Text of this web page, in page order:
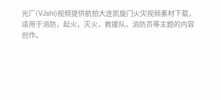
光厂(VJshi)视频提供航拍大连凯旋门火灾视频素材下载，
适用于消防，起火，灭火，救援队，消防员等主题的内容
创作。